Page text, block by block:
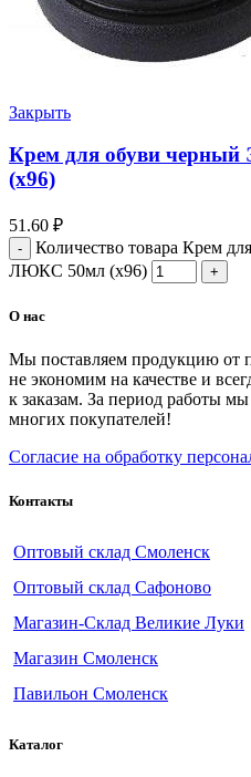
Закрыть
Крем для обуви
(х96)
51.60 ₽
Количество товара Крем
ЛЮКС 50мл (х96)
О нас
Мы поставляем продукцию от
не экономим на качестве и
к заказам. За период работы
многих покупателей!
Согласие на обработку
Контакты
Оптовый склад Смоленск
Оптовый склад Сафоново
Магазин-Склад Великие Луки
Магазин Смоленск
Павильон Смоленск
Каталог